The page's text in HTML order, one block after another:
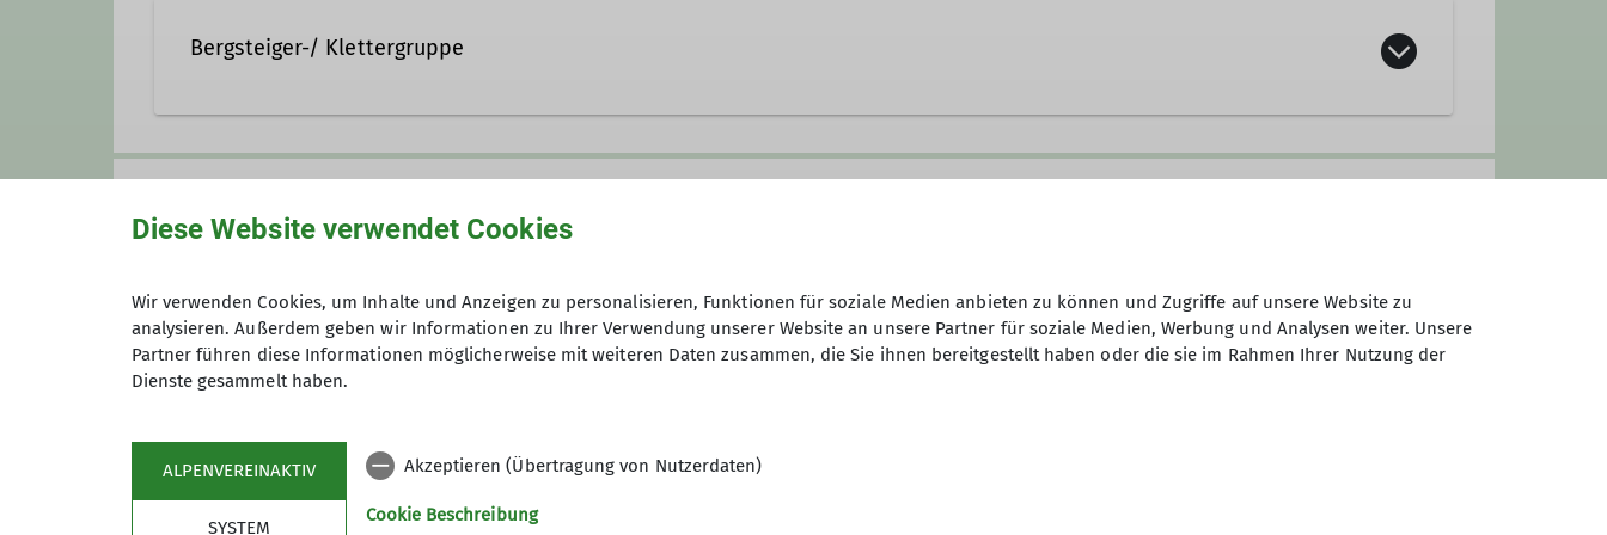
Bergsteiger-/ Klettergruppe
Klettern, Skitouren, alpinem Bergsteigen und Klettersteigen befassen.
Vereinsabendefinden jeden 3. Donnerstag im Monat ab 19 Uhr in der Gaststätte "Zum Tannenbaum", Helmstraße 10, in
Zusätzlich treffen sich unsere Kletterfreunde im Winter mittwochs in der Climbing Factory.
Fragen beantwortet Rainer Eckenberger unterbergsteiger@alpenverein-fuerth.degerne.
Details
Sektion Programm
Diese Website verwendet Cookies
Wir verwenden Cookies, um Inhalte und Anzeigen zu personalisieren, Funktionen für soziale Medien anbieten zu können und Zugriffe auf unsere Website zu
analysieren. Außerdem geben wir Informationen zu Ihrer Verwendung unserer Website an unsere Partner für soziale Medien, Werbung und Analysen weiter. Unsere
Partner führen diese Informationen möglicherweise mit weiteren Daten zusammen, die Sie ihnen bereitgestellt haben oder die sie im Rahmen Ihrer Nutzung der
Dienste gesammelt haben.
ALPENVEREINAKTIV
SYSTEM
Akzeptieren (Übertragung von Nutzerdaten)
Cookie Beschreibung